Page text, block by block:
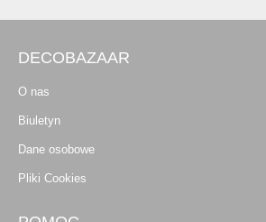
DECOBAZAAR
O nas
Biuletyn
Dane osobowe
Pliki Cookies